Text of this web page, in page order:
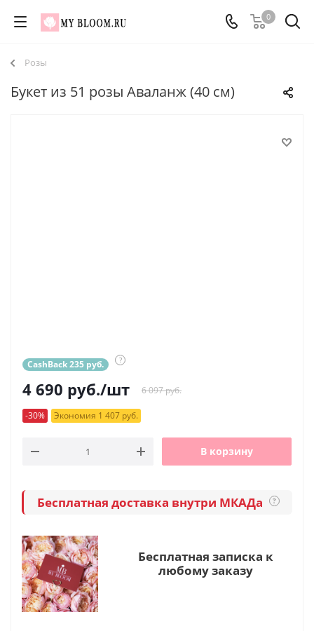
0
Розы
Букет из 51 розы Аваланж (40 см)
CashBack 235 руб. ?
4 690 руб./шт 6 097 руб.
-30% Экономия 1 407 руб.
В корзину
Бесплатная доставка внутри МКАДа ?
Бесплатная записка к
любому заказу